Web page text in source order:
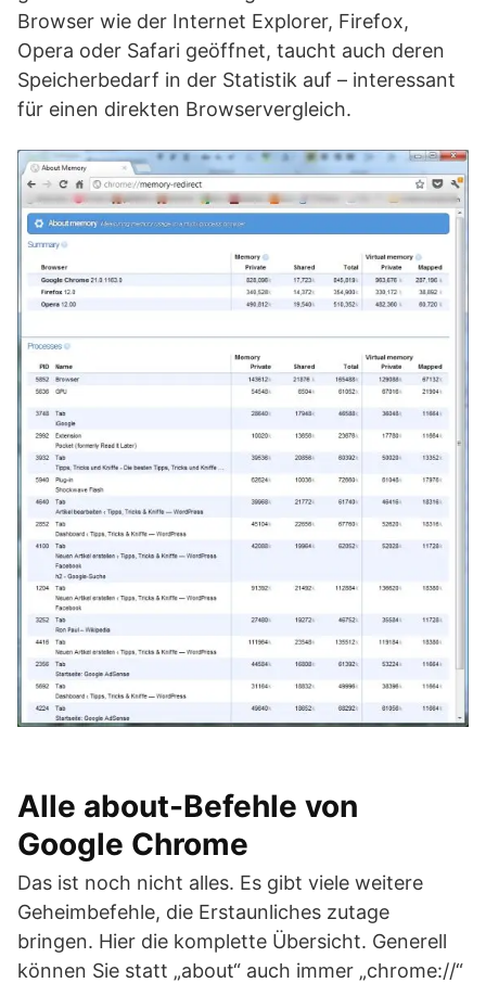
Browser wie der Internet Explorer, Firefox,
Opera oder Safari geöffnet, taucht auch deren
Speicherbedarf in der Statistik auf – interessant
für einen direkten Browservergleich.
Alle about-Befehle von
Google Chrome
Das ist noch nicht alles. Es gibt viele weitere
Geheimbefehle, die Erstaunliches zutage
bringen. Hier die komplette Übersicht. Generell
können Sie statt „about“ auch immer „chrome://“